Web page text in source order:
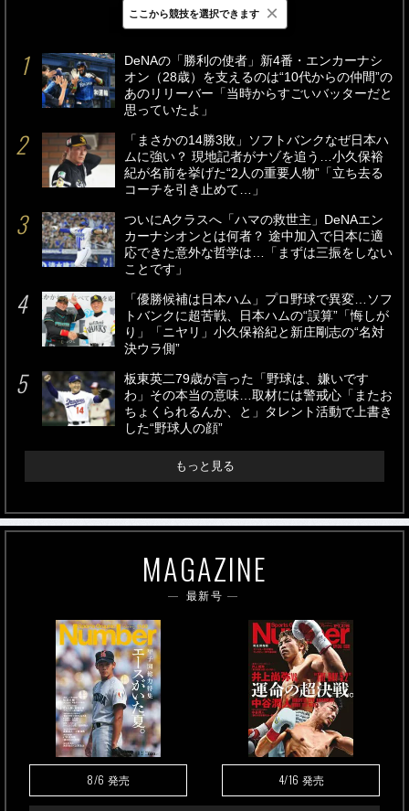
最新 24時間 週間
DeNAの「勝利の使者」新4番・エンカーナシ
オン（28歳）を支えるのは“10代からの仲間”の
あのリリーバー「当時からすごいバッターだと
思っていたよ」
「まさかの14勝3敗」ソフトバンクなぜ日本ハ
ムに強い？ 現地記者がナゾを追う…小久保裕
紀が名前を挙げた“2人の重要人物”「立ち去る
コーチを引き止めて…」
ついにAクラスへ「ハマの救世主」DeNAエン
カーナシオンとは何者？ 途中加入で日本に適
応できた意外な哲学は…「まずは三振をしない
ことです」
「優勝候補は日本ハム」プロ野球で異変…ソフ
トバンクに超苦戦、日本ハムの“誤算”「悔しが
り」「ニヤリ」小久保裕紀と新庄剛志の“名対
決ウラ側”
板東英二79歳が言った「野球は、嫌いです
わ」その本当の意味…取材には警戒心「またお
ちょくられるんか、と」タレント活動で上書き
した“野球人の顔”
もっと見る
MAGAZINE
最新号
8/6 発売 4/16 発売
ここから競技を選択できます ×